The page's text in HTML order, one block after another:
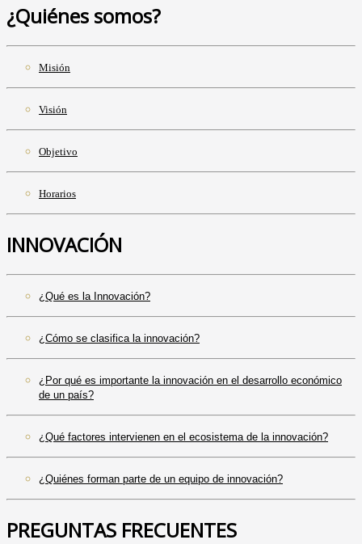
¿Quiénes somos?
Misión
Visión
Objetivo
Horarios
INNOVACIÓN
¿Qué es la Innovación?
¿Cómo se clasifica la innovación?
¿Por qué es importante la innovación en el desarrollo económico
de un país?
¿Qué factores intervienen en el ecosistema de la innovación?
¿Quiénes forman parte de un equipo de innovación?
PREGUNTAS FRECUENTES